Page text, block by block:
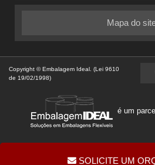
SOLICITE UM
Mapa do
Copyright © Embalagem Ideal. (Lei 9610
de 19/02/1998)
é um